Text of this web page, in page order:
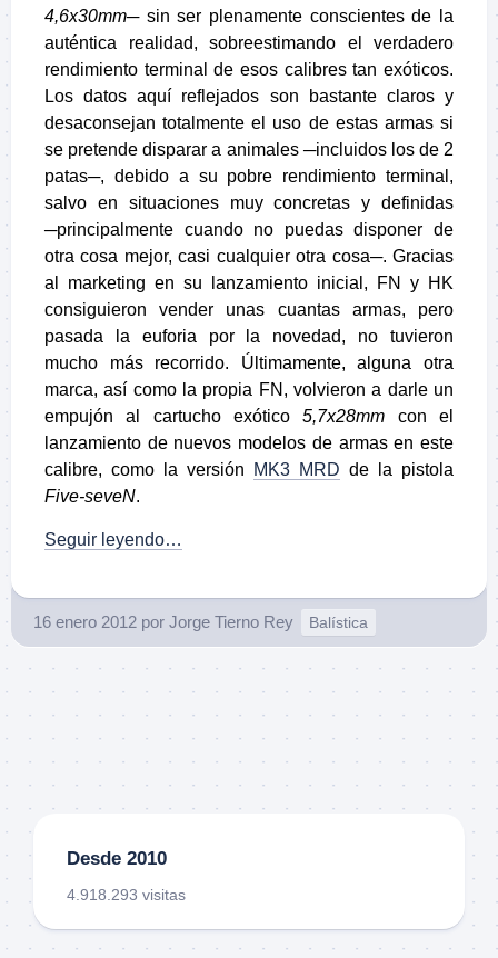
4,6x30mm─sin ser plenamente conscientes de la
auténtica realidad, sobreestimando el verdadero
rendimiento terminal de esos calibres tan exóticos.
Los datos aquí reflejados son bastante claros y
desaconsejan totalmente el uso de estas armas si
se pretende disparar a animales ─incluidos los de 2
patas─, debido a su pobre rendimiento terminal,
salvo en situaciones muy concretas y definidas
─principalmente cuando no puedas disponer de
otra cosa mejor, casi cualquier otra cosa─. Gracias
al marketing en su lanzamiento inicial, FN y HK
consiguieron vender unas cuantas armas, pero
pasada la euforia por la novedad, no tuvieron
mucho más recorrido. Últimamente, alguna otra
marca, así como la propia FN, volvieron a darle un
empujón al cartucho exótico5,7x28mm con el
lanzamiento de nuevos modelos de armas en este
calibre, como la versión
MK3 MRD de la pistola
Five-seveN.
Seguir leyendo…
16 enero 2012 por Jorge Tierno Rey Balística
Desde 2010
4.918.293 visitas